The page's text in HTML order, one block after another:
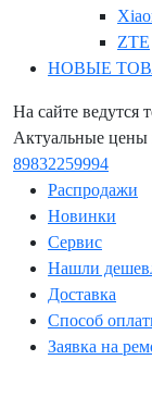
ZTE
НОВЫЕ
На сайте ведутся
Актуальные цены
89832259994
Распродажи
Новинки
Сервис
Нашли
Доставка
Способ
Заявка на